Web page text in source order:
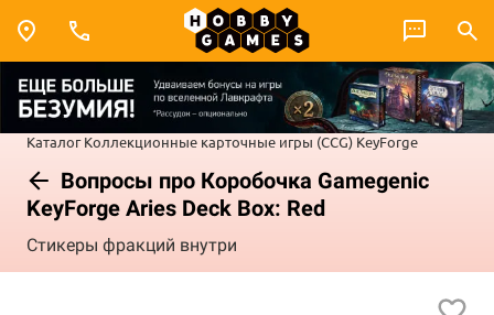
Каталог Коллекционные карточные игры (CCG) KeyForge
Вопросы про Коробочка Gamegenic
KeyForge Aries Deck Box: Red
Стикеры фракций внутри